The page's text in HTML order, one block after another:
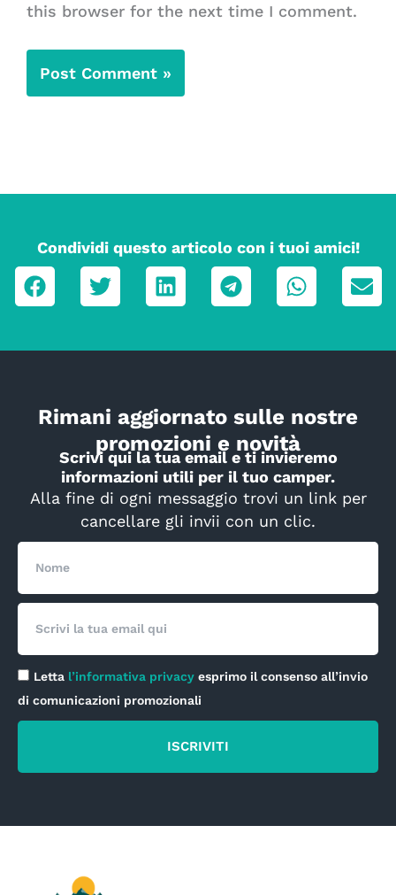
this browser for the next time I comment.
Condividi questo articolo con i tuoi amici!
Rimani aggiornato sulle nostre
promozioni e novità
Scrivi qui la tua email e ti invieremo
informazioni utili per il tuo camper.
Alla fine di ogni messaggio trovi un link per
cancellare gli invii con un clic.
Privacy
Letta l’informativa privacy esprimo il consenso all’invio
di comunicazioni promozionali
ISCRIVITI